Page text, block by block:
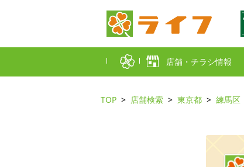
店舗・チラシ情報
TOP 店舗検索 東京都 練馬区